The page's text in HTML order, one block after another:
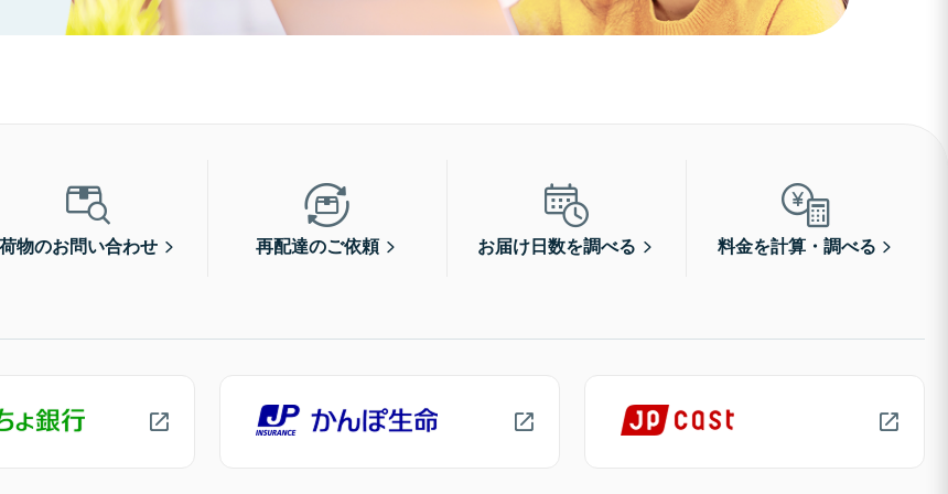
荷物のお問い合わせ 再配達のご依頼 お届け日数を調べる 料金を計算・調べる